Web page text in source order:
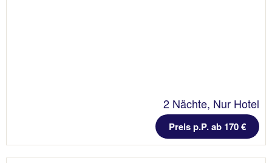
2 Nächte, Nur Hotel
Preis p.P. ab 170 €